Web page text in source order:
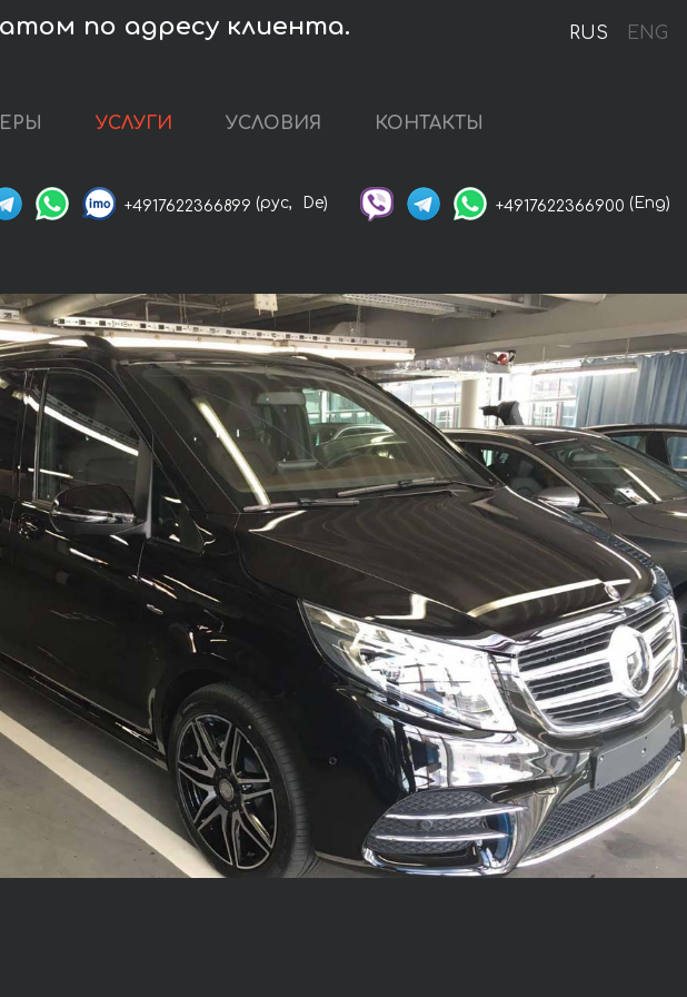
RUS ENG
по адресу клиента.
УСЛУГИ УСЛОВИЯ КОНТАКТЫ
+4917622366899 (рус, De) +4917622366900 (Eng)